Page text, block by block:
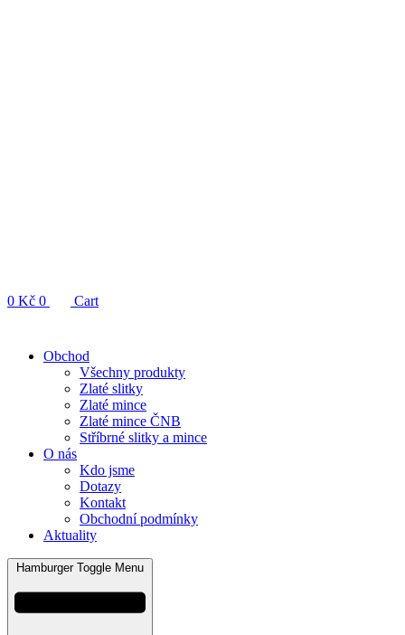
0 Kč 0 Cart
Obchod
Všechny produkty
Zlaté slitky
Zlaté mince
Zlaté mince ČNB
Stříbrné slitky a mince
O nás
Kdo jsme
Dotazy
Kontakt
Obchodní podmínky
Aktuality
Hamburger Toggle Menu